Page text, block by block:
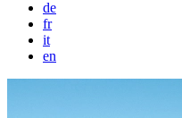
de
fr
it
en